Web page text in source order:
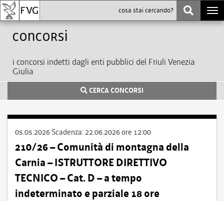
Concorsi
i concorsi indetti dagli enti pubblici del Friuli Venezia
Giulia
CERCA CONCORSI
05.05.2026 Scadenza: 22.06.2026 ore 12:00
210/26 – Comunità di montagna della
Carnia – ISTRUTTORE DIRETTIVO
TECNICO – Cat. D – a tempo
indeterminato e parziale 18 ore